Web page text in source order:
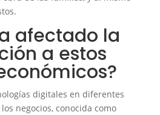
afectado la
a estos
digitales en diferentes
negocios, conocida como